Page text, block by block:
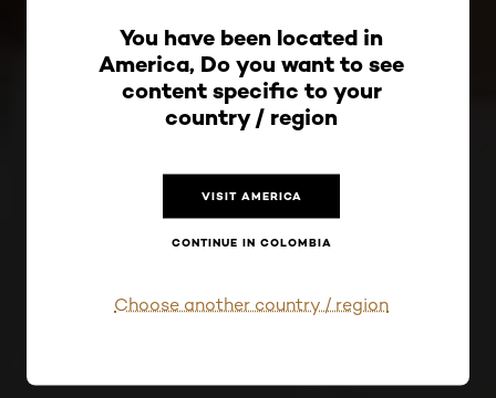
You have been located in
America, Do you want to see
content specific to your
country / region
VISIT AMERICA
CONTINUE IN COLOMBIA
Choose another country / region